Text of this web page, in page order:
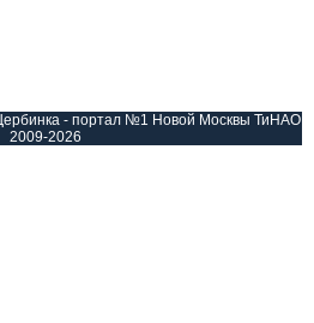
- портал №1 Новой Москвы ТиНАО
2009-2026